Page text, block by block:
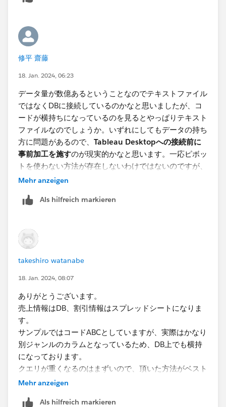
修平 齋藤
18. Jan. 2024, 06:23
データ量が数億あるということなのでテキストファイル
ではなくDBに接続しているのかなと思いましたが、コ
ードが横持ちになっているのを見るとやっぱりテキスト
ファイルなのでしょうか。いずれにしてもデータの持ち
方に問題があるので、 Tableau Desktopへの接続前に
事前加工を施すのが現実的かなと思います。一応ピボッ
トを使わない方法が存在しないわけではないのですが、
おそらくクエリが重くなると思います。
Mehr anzeigen
Als hilfreich markieren
takeshiro watanabe
18. Jan. 2024, 08:07
ありがとうございます。
売上情報はDB、割引情報はスプレッドシートになりま
す。
サンプルではコードABCとしていますが、実際はかなり
別ジャンルのカラムとなっているため、DB上でも横持
になっております。
クエリが重くなるのはまずいので、頂いた方法がベスト
ということですね。
Mehr anzeigen
Als hilfreich markieren